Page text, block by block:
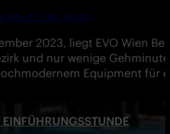
(Mo-Fr 9:00-14:00)
2023, liegt EVO Wien
und nur wenige
Equipment für